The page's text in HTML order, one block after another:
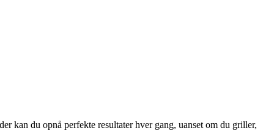
kan du opnå perfekte resultater hver gang, uanset om du griller,